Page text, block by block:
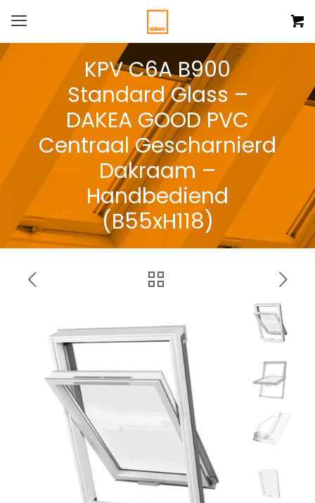
KPV C6A B900
Standard Glass –
DAKEA GOOD PVC
Centraal Gescharnierd
Dakraam –
Handbediend
(B55xH118)